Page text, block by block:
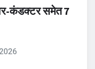
कंडक्टर समेत 7